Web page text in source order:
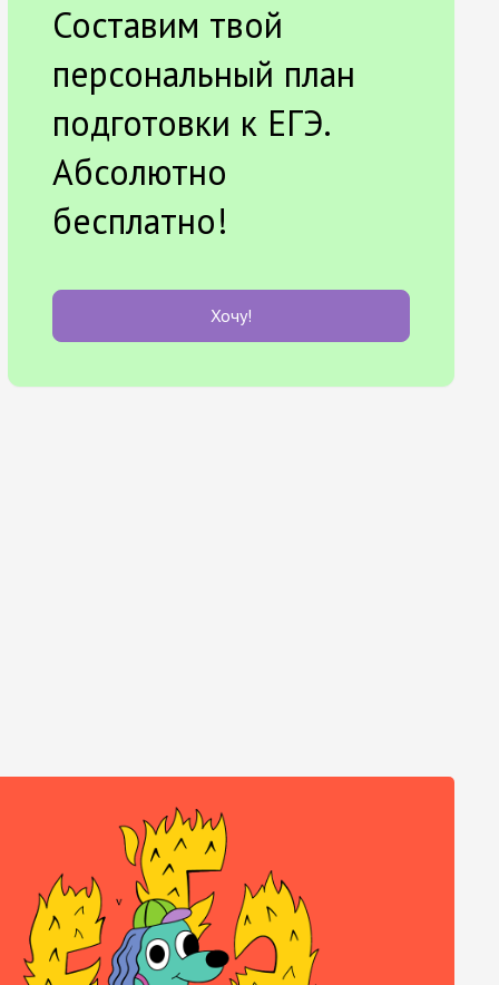
Составим твой
персональный план
подготовки к ЕГЭ.
Абсолютно
бесплатно!
Хочу!